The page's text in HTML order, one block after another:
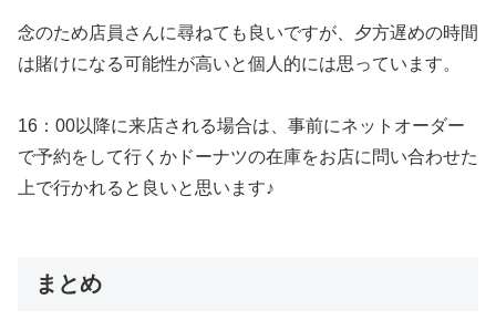
念のため店員さんに尋ねても良いですが、夕方遅めの時間
は賭けになる可能性が高いと個人的には思っています。
16：00以降に来店される場合は、事前にネットオーダー
で予約をして行くかドーナツの在庫をお店に問い合わせた
上で行かれると良いと思います♪
まとめ